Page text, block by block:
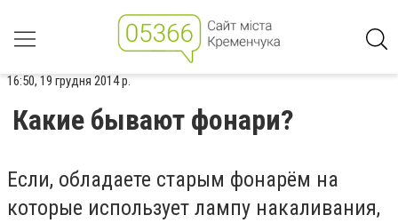
16:50, 19 грудня 2014 р.
Какие бывают фонари?
Если, обладаете старым фонарём на
которые использует лампу накаливания,